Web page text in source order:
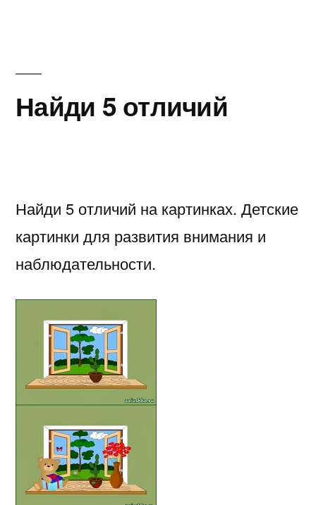
Найди 5 отличий
Найди 5 отличий на картинках. Детские
картинки для развития внимания и
наблюдательности.